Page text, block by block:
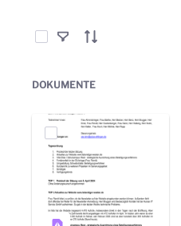
Elemente auswählen
DOKUMENTE